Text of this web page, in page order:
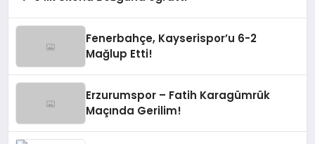
Fenerbahçe, Kayserispor’u 6-2
Mağlup Etti!
Erzurumspor – Fatih Karagümrük
Maçında Gerilim!